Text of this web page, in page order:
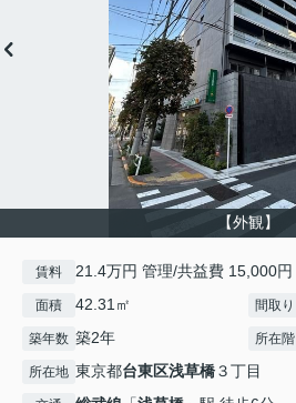
【外観】
賃料 21.4万円 管理/共益費 15,000円
面積 42.31㎡ 間取り
築年数 築2年 所在階
所在地 東京都台東区浅草橋３丁目